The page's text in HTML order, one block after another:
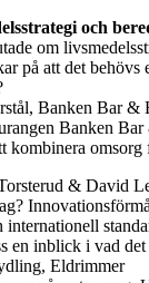
och
om
på att det
Banken Bar &
Banken
kombinera
& David
en inblick i vad
Eldrimmer